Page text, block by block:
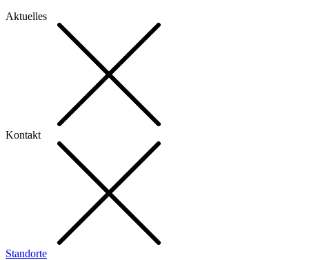
Aktuelles
Kontakt
Standorte